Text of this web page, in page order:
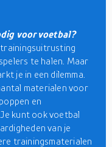
voor voetbal?
te halen. Maar
je in een dilemma.
materialen voor
en
kunt ook voetbal
van je
trainingsmaterialen